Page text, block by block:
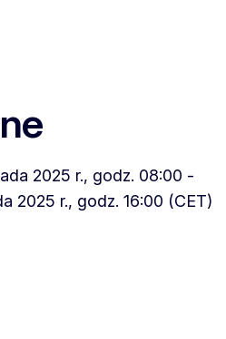
2025 r., godz. 08:00 -
2025 r., godz. 16:00 (CET)